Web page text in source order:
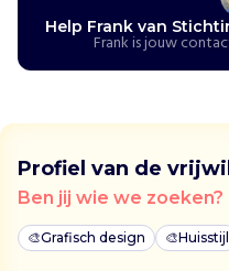
e
r
r
e
v
Help Frank van
Frank is jouw
Profiel van de
Ben jij wie we zoeken?
🎨Grafisch design 🎨Huisstijl